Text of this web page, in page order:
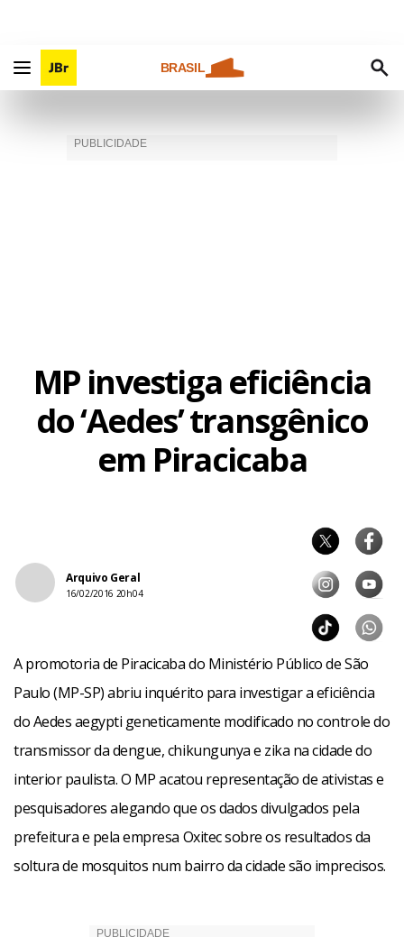
BRASIL
MP investiga eficiência
do ‘Aedes’ transgênico
em Piracicaba
Arquivo Geral
16/02/2016 20h04
A promotoria de Piracicaba do Ministério Público de São
Paulo (MP-SP) abriu inquérito para investigar a eficiência
do Aedes aegypti geneticamente modificado no controle do
transmissor da dengue, chikungunya e zika na cidade do
interior paulista. O MP acatou representação de ativistas e
pesquisadores alegando que os dados divulgados pela
prefeitura e pela empresa Oxitec sobre os resultados da
soltura de mosquitos num bairro da cidade são imprecisos.